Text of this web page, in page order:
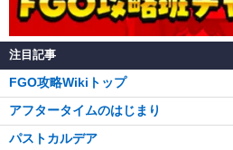
注目記事
FGO攻略Wikiトップ
アフタータイムのはじまり
パストカルデア